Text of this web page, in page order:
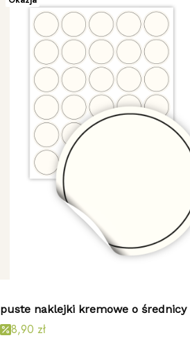
puste naklejki kremowe o
8,90 zł